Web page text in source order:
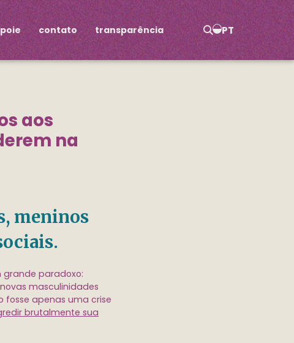
contato transparência PT
aos
na
meninos
grande paradoxo:
masculinidades
fosse apenas uma crise
brutalmente sua